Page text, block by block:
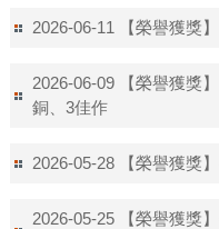
2026-06-11 【榮譽獲獎
2026-06-09
【榮譽獲獎
銅、3佳作
2026-05-28 【榮譽獲獎
2026-05-25
【榮譽獲獎